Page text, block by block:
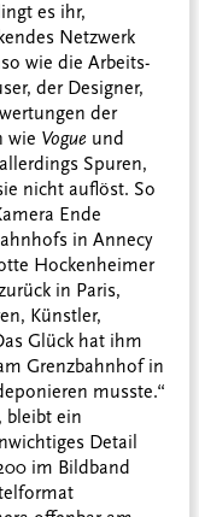
es ihr,
Netzwerk
wie die Arbeits-
der Designer,
der
wie Vogue und
Spuren,
nicht auflöst. So
Ende
in Annecy
Hockenheimer
in Paris,
Künstler,
Glück hat ihm
Grenzbahnhof in
musste.“
bleibt ein
Detail
im Bildband